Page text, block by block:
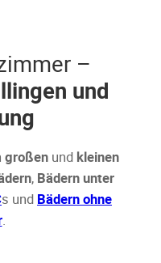
–
und
großen und kleinen
, Bädern unter
s und Bädern ohne
.